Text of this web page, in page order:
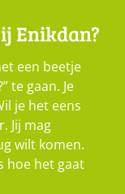
Enikdan?
een beetje
te gaan. Je
je het eens
Jij mag
wilt komen.
hoe het gaat